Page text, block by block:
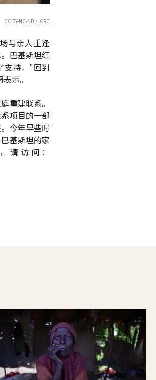
CC BY-NC-ND / ICRC
与亲人重逢
巴基斯坦红
支持。"回到
示。
重建联系。
项目的一部
今年早些时
基斯坦的家
请访问：